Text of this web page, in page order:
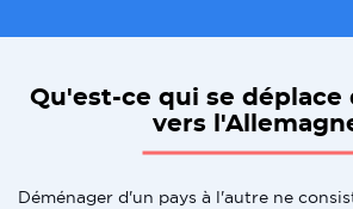
Qu'est-ce qui se déplace
vers
Déménager d'un pays à l'autre ne